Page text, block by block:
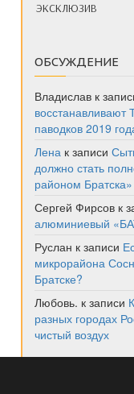
ЭКСКЛЮЗИВ
ОБСУЖДЕНИЕ
Владиславк
паводков 2019
Ленак записи
должно стать
районом Братска»
Сергей Фирсовк
алюминиевый
Руслан к записи
микрорайона
Братске?
Любовь. к записи
разных городах
чистый воздух